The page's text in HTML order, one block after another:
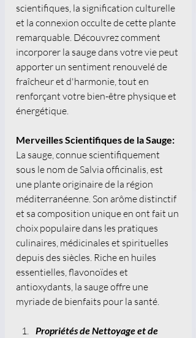
scientifiques, la signification culturelle
et la connexion occulte de cette plante
remarquable. Découvrez comment
incorporer la sauge dans votre vie peut
apporter un sentiment renouvelé de
fraîcheur et d'harmonie, tout en
renforçant votre bien-être physique et
énergétique.
Merveilles Scientifiques de la Sauge:
La sauge, connue scientifiquement
sous le nom de Salvia officinalis, est
une plante originaire de la région
méditerranéenne. Son arôme distinctif
et sa composition unique en ont fait un
choix populaire dans les pratiques
culinaires, médicinales et spirituelles
depuis des siècles. Riche en huiles
essentielles, flavonoïdes et
antioxydants, la sauge offre une
myriade de bienfaits pour la santé.
Propriétés de Nettoyage et de